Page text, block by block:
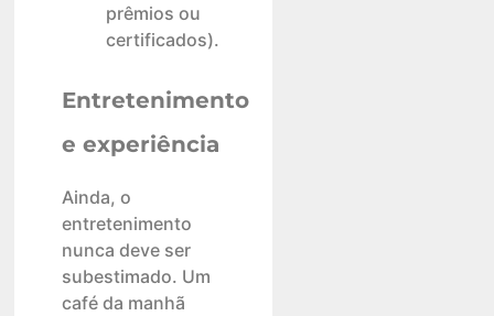
prêmios ou
certificados).
Entretenimento
e experiência
Ainda, o
entretenimento
nunca deve ser
subestimado. Um
café da manhã